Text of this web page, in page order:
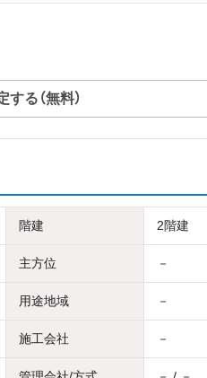
る（無料）
階建 2階建
主方位 －
用途地域 －
施工会社 －